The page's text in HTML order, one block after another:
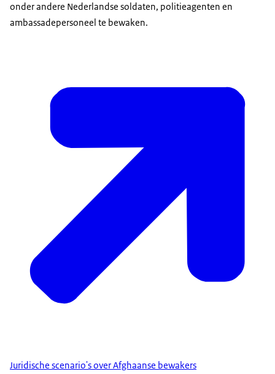
onder andere Nederlandse soldaten, politieagenten en
ambassadepersoneel te bewaken.
Juridische scenario's over Afghaanse bewakers